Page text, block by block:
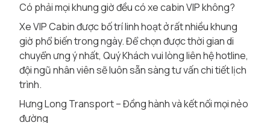
Có phải mọi khung giờ đều có xe cabin VIP không?
Xe VIP Cabin được bố trí linh hoạt ở rất nhiều khung
giờ phổ biến trong ngày. Để chọn được thời gian di
chuyển ưng ý nhất, Quý Khách vui lòng liên hệ hotline,
đội ngũ nhân viên sẽ luôn sẵn sàng tư vấn chi tiết lịch
trình.
Hưng Long Transport – Đồng hành và kết nối mọi nẻo
đường